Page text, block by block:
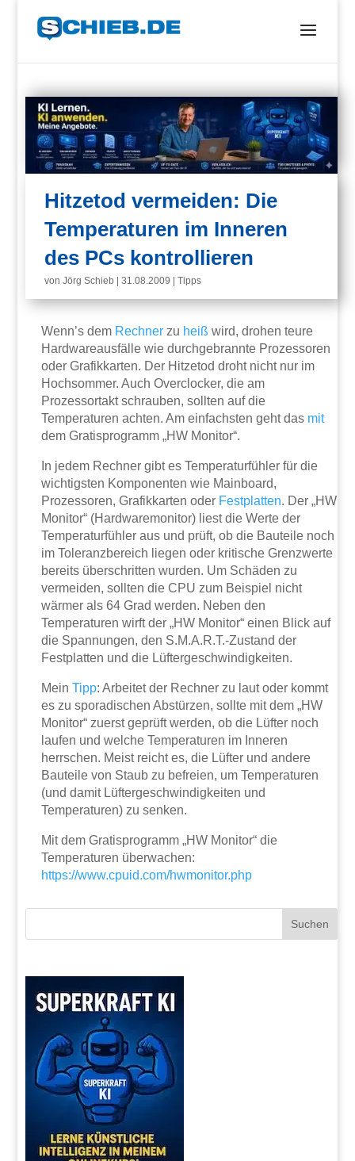
Hitzetod vermeiden: Die
Temperaturen im Inneren
des PCs kontrollieren
vonJörg Schieb |31.08.2009 |Tipps
Wenn’s dem Rechner zu heiß wird, drohen teure
Hardwareausfälle wie durchgebrannte Prozessoren
oder Grafikkarten. Der Hitzetod droht nicht nur im
Hochsommer. Auch Overclocker, die am
Prozessortakt schrauben, sollten auf die
Temperaturen achten. Am einfachsten geht das mit
dem Gratisprogramm „HW Monitor“.
In jedem Rechner gibt es Temperaturfühler für die
wichtigsten Komponenten wie Mainboard,
Prozessoren, Grafikkarten oder Festplatten. Der „HW
Monitor“ (Hardwaremonitor) liest die Werte der
Temperaturfühler aus und prüft, ob die Bauteile noch
im Toleranzbereich liegen oder kritische Grenzwerte
bereits überschritten wurden. Um Schäden zu
vermeiden, sollten die CPU zum Beispiel nicht
wärmer als 64 Grad werden. Neben den
Temperaturen wirft der „HW Monitor“ einen Blick auf
die Spannungen, den S.M.A.R.T.-Zustand der
Festplatten und die Lüftergeschwindigkeiten.
MeinTipp: Arbeitet der Rechner zu laut oder kommt
es zu sporadischen Abstürzen, sollte mit dem „HW
Monitor“ zuerst geprüft werden, ob die Lüfter noch
laufen und welche Temperaturen im Inneren
herrschen. Meist reicht es, die Lüfter und andere
Bauteile von Staub zu befreien, um Temperaturen
(und damit Lüftergeschwindigkeiten und
Temperaturen) zu senken.
Mit dem Gratisprogramm „HW Monitor“ die
Temperaturen überwachen:
https://www.cpuid.com/hwmonitor.php